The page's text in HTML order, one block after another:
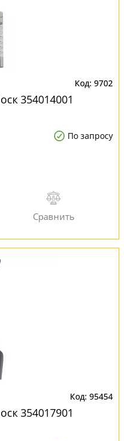
9702
354014001
По запросу
95454
354017901